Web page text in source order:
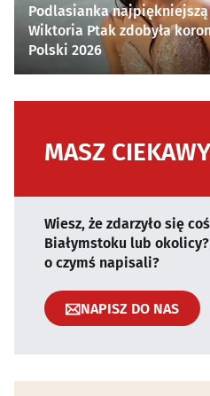
Podlasianka najpiękniejszą
Wiktoria Ptak zdobyła
Polski 2026
MASZ
Wiesz, że zdarzyło się
Białymstoku lub
o czymś napisali?
NAPISZ DO NAS